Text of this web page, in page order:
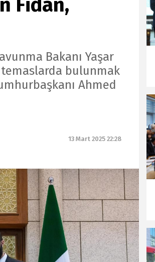
Fidan,
Bakanı Yaşar
temaslarda bulunmak
Ahmed
13 Mart 2025 22:28